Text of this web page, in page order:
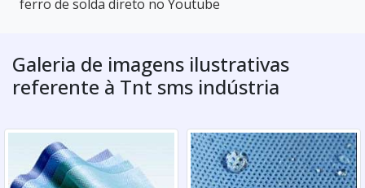
ferro de solda direto no Youtube
Galeria de imagens ilustrativas
referente à Tnt sms indústria